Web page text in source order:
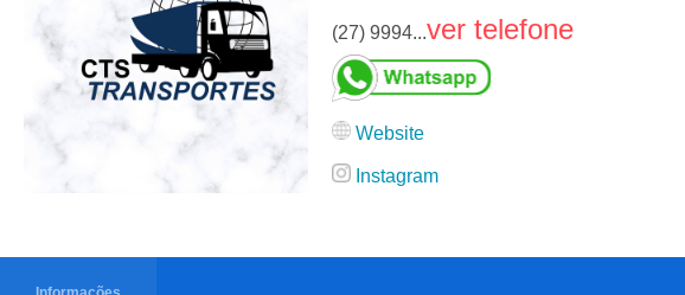
(27) 9994...ver telefone
Website
Instagram